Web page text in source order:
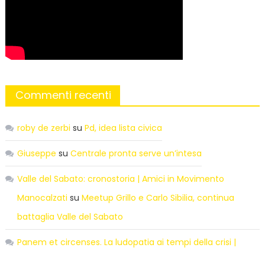
Commenti recenti
roby de zerbi su Pd, idea lista civica
Giuseppe su Centrale pronta serve un’intesa
Valle del Sabato: cronostoria | Amici in Movimento
Manocalzati su Meetup Grillo e Carlo Sibilia, continua
battaglia Valle del Sabato
Panem et circenses. La ludopatia ai tempi della crisi |